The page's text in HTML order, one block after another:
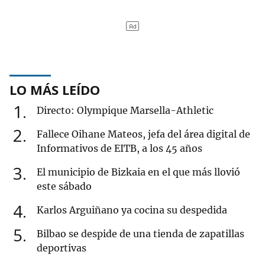
LO MÁS LEÍDO
1 Directo: Olympique Marsella-Athletic
2
Fallece Oihane Mateos, jefa del área digital de
Informativos de EITB, a los 45 años
3
El municipio de Bizkaia en el que más llovió
este sábado
4 Karlos Arguiñano ya cocina su despedida
5
Bilbao se despide de una tienda de zapatillas
deportivas